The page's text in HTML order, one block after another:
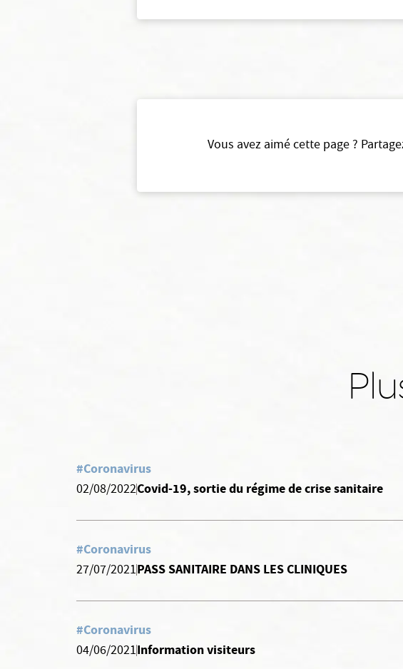
Vous avez aimé cette page ?
#Coronavirus
02/08/2022Covid-19, sortie du régime de crise sanitaire
#Coronavirus
27/07/2021PASS SANITAIRE DANS LES CLINIQUES
#Coronavirus
04/06/2021Information visiteurs